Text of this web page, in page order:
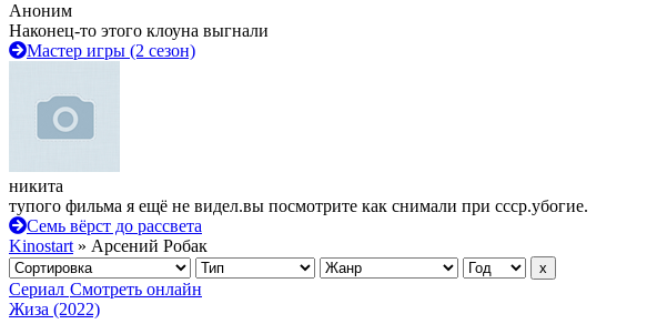
Аноним
Наконец-то этого клоуна выгнали
Мастер игры (2 сезон)
никита
тупого фильма я ещё не видел.вы посмотрите как снимали при ссср.убогие.
Семь вёрст до рассвета
Kinostart » Арсений Робак
Сериал Смотреть онлайн
Жиза (2022)